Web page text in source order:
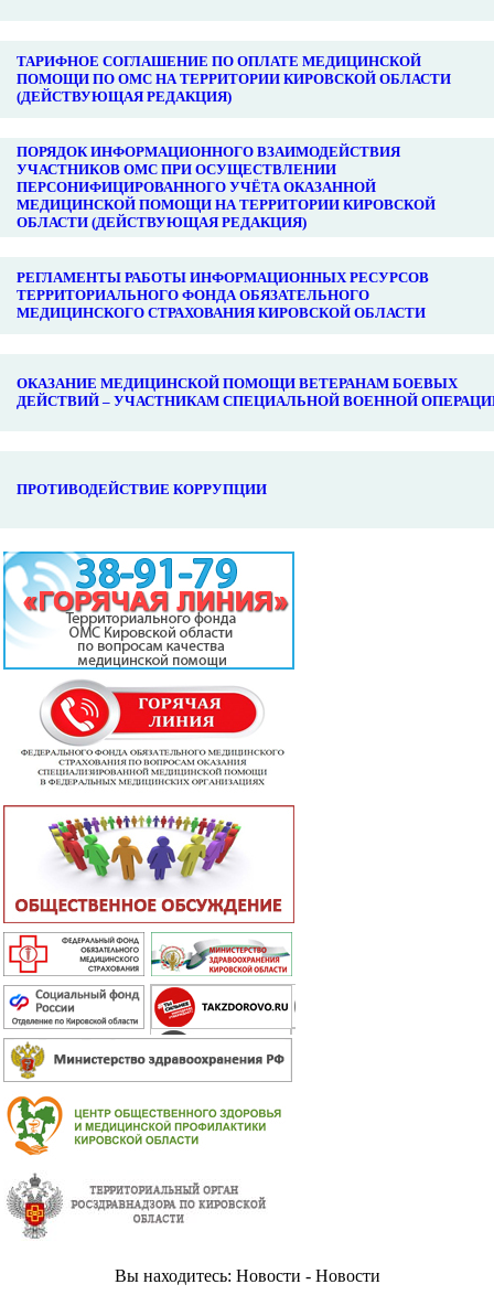
ТАРИФНОЕ СОГЛАШЕНИЕ ПО ОПЛАТЕ МЕДИЦИНСКОЙ
ПОМОЩИ ПО ОМС НА ТЕРРИТОРИИ КИРОВСКОЙ ОБЛАСТИ
(ДЕЙСТВУЮЩАЯ РЕДАКЦИЯ)
ПОРЯДОК ИНФОРМАЦИОННОГО ВЗАИМОДЕЙСТВИЯ
УЧАСТНИКОВ ОМС ПРИ ОСУЩЕСТВЛЕНИИ
ПЕРСОНИФИЦИРОВАННОГО УЧЁТА ОКАЗАННОЙ
МЕДИЦИНСКОЙ ПОМОЩИ НА ТЕРРИТОРИИ КИРОВСКОЙ
ОБЛАСТИ (ДЕЙСТВУЮЩАЯ РЕДАКЦИЯ)
РЕГЛАМЕНТЫ РАБОТЫ ИНФОРМАЦИОННЫХ РЕСУРСОВ
ТЕРРИТОРИАЛЬНОГО ФОНДА ОБЯЗАТЕЛЬНОГО
МЕДИЦИНСКОГО СТРАХОВАНИЯ КИРОВСКОЙ ОБЛАСТИ
ОКАЗАНИЕ МЕДИЦИНСКОЙ ПОМОЩИ ВЕТЕРАНАМ БОЕВЫХ
ДЕЙСТВИЙ – УЧАСТНИКАМ СПЕЦИАЛЬНОЙ ВОЕННОЙ
ПРОТИВОДЕЙСТВИЕ КОРРУПЦИИ
Вы находитесь: Новости - Новости